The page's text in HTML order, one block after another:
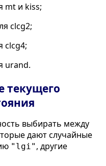
mt и kiss;
clcg2;
clcg4;
urand.
текущего
выбирать между
дают случайные
"lgi" , другие